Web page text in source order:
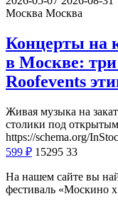
Москва Москва
Концерты на
в Москве:
Roofevents
Живая музыка на
столики под
https://schema.org/
599 ₽ 15295 33
На нашем сайте вы
фестиваль «Москино